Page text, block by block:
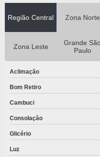
KIT CIRÚRGICO ESTERILIZADOS
KIT CIRÚRGICO GERAL ESTÉRIL
KIT CIRÚRGICO HOSPITALAR
KIT CIRÚRGICO INDIVIDUAL
KIT CIRURGICO ODONTOLOGICO
KIT CIRURGICO
KIT CIRÚRGICO COM PROPÉ E
KIT CIRÚRGICO UNIVERSAL
KIT CLÍNICO ESTÉRIL
Região Central Zona Norte
Zona Leste
Grande
Paulo
Aclimação
Bom Retiro
Cambuci
Consolação
Glicério
Luz